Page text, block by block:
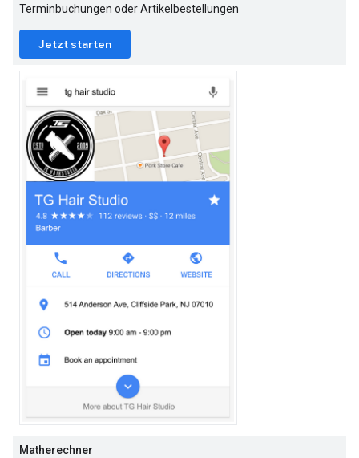
Terminbuchungen oder Artikelbestellungen
Jetzt starten
Matherechner